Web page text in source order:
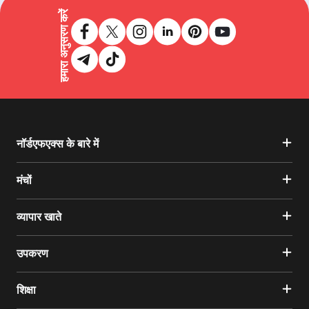
हमारा अनुसरण करें
नॉर्डएफएक्स के बारे में
मंचों
व्यापार खाते
उपकरण
शिक्षा